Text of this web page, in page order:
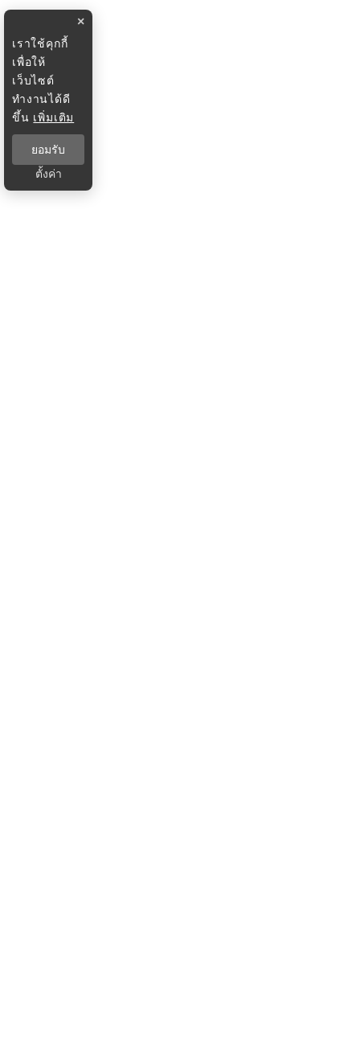
×
เราใช้คุกกี้
เพื่อให้
เว็บไซต์
ทำงานได้ดี
ขึ้น เพิ่มเติม
ยอมรับ
ตั้งค่า